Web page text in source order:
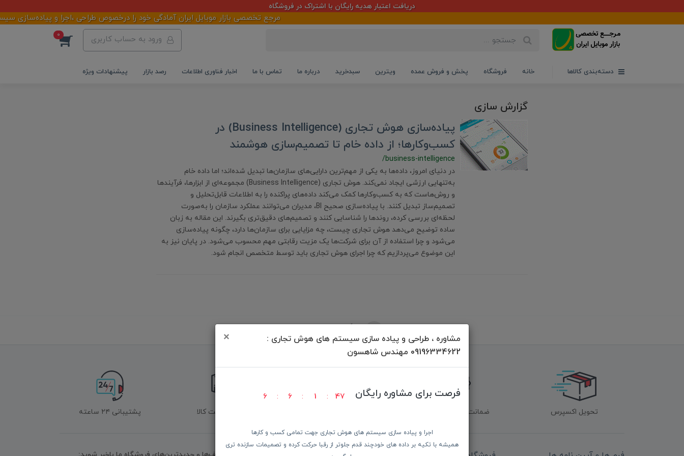
مشاوره ، طراحی و پیاده سازی سیستم های هوش تجاری :
09196334622 مهندس شاهسون
×
فرصت برای مشاوره رایگان 6 6 1 46
اجرا و پیاده سازی سیستم های هوش تجاری جهت تمامی کسب و کارها
همیشه با تکیه بر داده های خودچند قدم جلوتر از رقبا حرکت کرده و تصمیمات سازنده تری
دریافت اعتبار هدیه رایگان با اشتراک در فروشگاه
مرجع تخصصی بازار موبایل ایران آمادگی خود را درخصوص طراحی ،اجرا و پیاده‌سازی
ورود به حساب کاربری 0
دسته‌بندی کالاها خانه فروشگاه پخش و فروش عمده ویترین سبدخرید درباره ما تماس با ما اخبار فناوری اطلاعات رصد بازار پیشنهادات ویژه
گزارش سازی
پیاده‌سازی هوش تجاری (Business Intelligence) در
کسب‌وکارها؛ از داده خام تا تصمیم‌سازی هوشمند
/business-intelligence
در دنیای امروز، داده‌ها به یکی از مهم‌ترین دارایی‌های سازمان‌ها تبدیل شده‌اند؛ اما داده خام
به‌تنهایی ارزشی ایجاد نمی‌کند. هوش تجاری (Business Intelligence) مجموعه‌ای از ابزارها، فرآیندها
و روش‌هاست که به کسب‌وکارها کمک می‌کند داده‌های پراکنده را به اطلاعات قابل‌تحلیل و
تصمیم‌ساز تبدیل کنند. با پیاده‌سازی صحیح BI، مدیران می‌توانند عملکرد سازمان را به‌صورت
لحظه‌ای بررسی کرده، روندها را شناسایی کنند و تصمیم‌های دقیق‌تری بگیرند. این مقاله به زبان
ساده توضیح می‌دهد هوش تجاری چیست، چه مزایایی برای سازمان‌ها دارد، چگونه پیاده‌سازی
می‌شود و چرا استفاده از آن برای شرکت‌ها یک مزیت رقابتی مهم محسوب می‌شود. در پایان نیز به
این موضوع می‌پردازیم که چرا اجرای هوش تجاری باید توسط متخصص انجام شود.
برگشت به بالا
تحویل اکسپرس ضمانت اصل‌بودن کالا ضمانت بازگشت کالا پشتیبانی ۲۴ ساعته